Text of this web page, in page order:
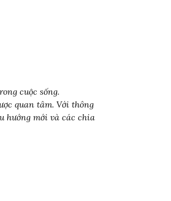
cuộc sống.
quan tâm. Với thông
hướng mới và các chia